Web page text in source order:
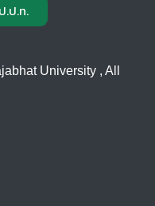
.ป.ท.
University , All